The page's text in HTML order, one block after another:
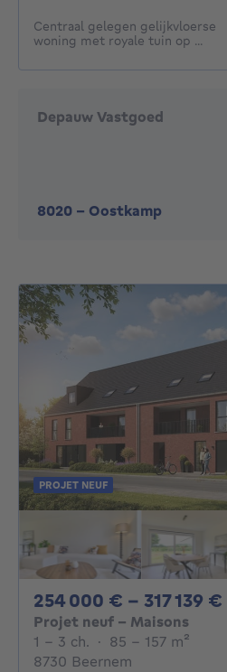
Centraal gelegen gelijkvloerse
woning met royale tuin op ...
Depauw Vastgoed
8020 - Oostkamp
PROJET NEUF
254 000 € - 317 139 €
Projet neuf - Maisons
1 - 3 Chambres
1 - 3 ch. · 85 - 157 m²
8730 Beernem